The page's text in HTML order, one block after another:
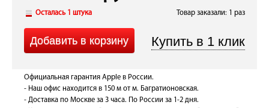
Осталась 1 штука Товар заказали: 1 раз
Официальная гарантия Apple в России.
- Наш офис находится в 150 м от м. Багратионовская.
- Доставка по Москве за 3 часа. По России за 1-2 дня.